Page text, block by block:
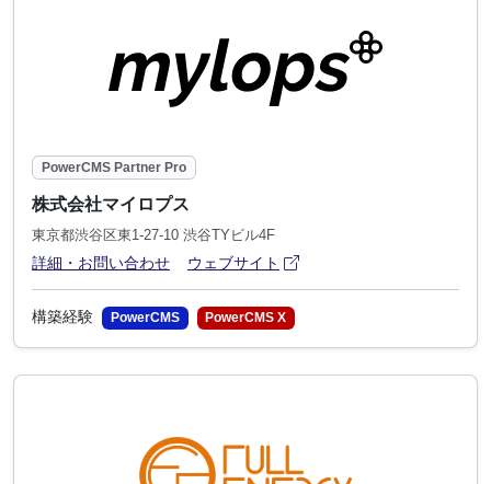
PowerCMS Partner Pro
株式会社マイロプス
東京都渋谷区東1-27-10 渋谷TYビル4F
詳細・お問い合わせ ウェブサイト
構築経験 PowerCMS PowerCMS X